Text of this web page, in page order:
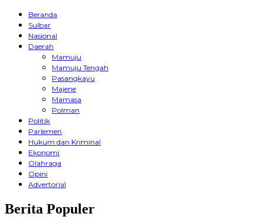
Beranda
Sulbar
Nasional
Daerah
Mamuju
Mamuju Tengah
Pasangkayu
Majene
Mamasa
Polman
Politik
Parlemen
Hukum dan Kriminal
Ekonomi
Olahraga
Opini
Advertorial
Berita Populer